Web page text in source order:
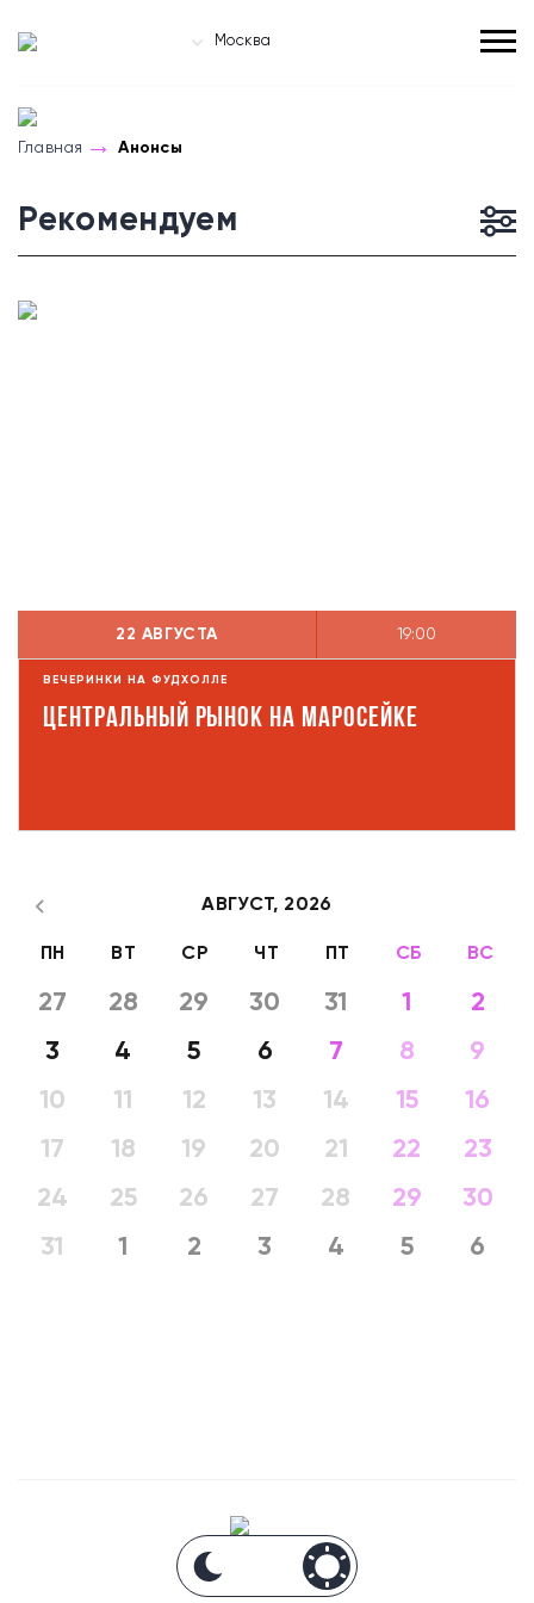
Москва
Главная Анонсы
Рекомендуем
22 АВГУСТА 19:00
ВЕЧЕРИНКИ НА ФУДХОЛЛЕ
Центральный рынок на Маросейке
АВГУСТ, 2026
ПН ВТ СР ЧТ ПТ СБ ВС
27 28 29 30 31 1
2
3
4 5 6 7 8
9
10
11 12 13 14 15
16
17
18 19 20 21 22
23
24
25 26 27 28 29
30
31
1 2 3 4 5 6